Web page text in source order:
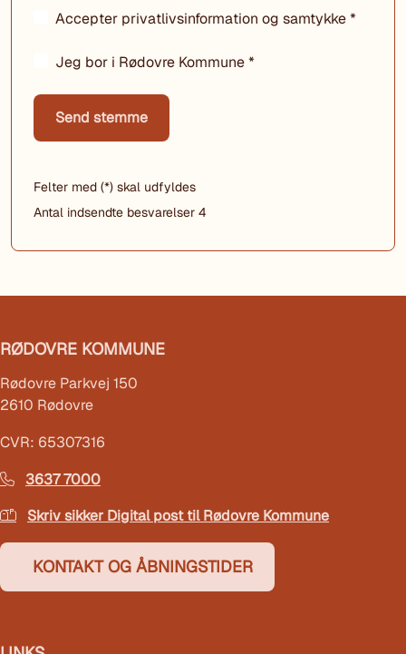
Accepter privatlivsinformation og samtykke *
Jeg bor i Rødovre Kommune *
Send stemme
Felter med (*) skal udfyldes
Antal indsendte besvarelser 4
RØDOVRE KOMMUNE
Rødovre Parkvej 150
2610 Rødovre
CVR: 65307316
3637 7000
Skriv sikker Digital post til Rødovre Kommune
KONTAKT OG ÅBNINGSTIDER